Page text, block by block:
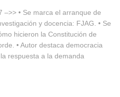
–>> • Se marca el arranque de
y docencia: FJAG. • Se
hicieron la Constitución de
• Autor destaca democracia
respuesta a la demanda